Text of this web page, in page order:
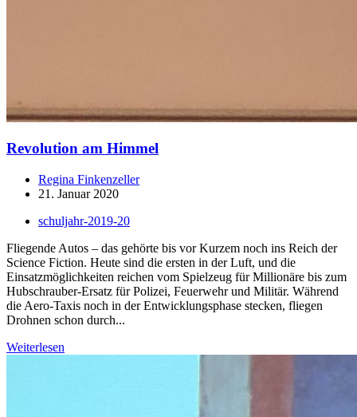
Revolution am Himmel
Regina Finkenzeller
21. Januar 2020
schuljahr-2019-20
Fliegende Autos – das gehörte bis vor Kurzem noch ins Reich der
Science Fiction. Heute sind die ersten in der Luft, und die
Einsatzmöglichkeiten reichen vom Spielzeug für Millionäre bis zum
Hubschrauber-Ersatz für Polizei, Feuerwehr und Militär. Während
die Aero-Taxis noch in der Entwicklungsphase stecken, fliegen
Drohnen schon durch...
Weiterlesen